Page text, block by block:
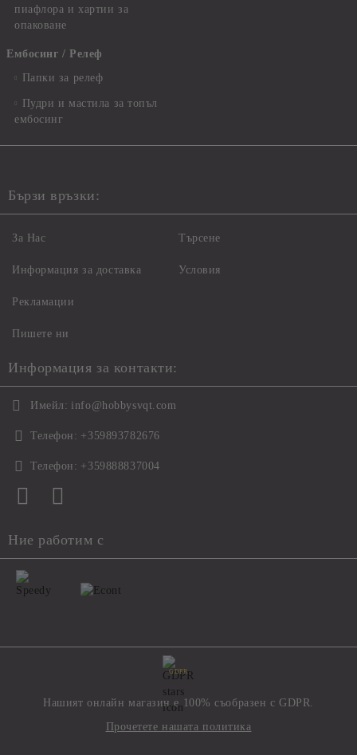
пиафлора и хартии за
опаковане
Ембосинг / Релеф
Папки за релеф
Пудри и мастила за топъл
ембосинг
Бързи връзки:
За Нас
Информация за доставка
Рекламации
Пишете ни
Търсене
Условия
Информация за контакти:
Имейл: info@hobbysvqt.com
Телефон: +359893782676
Телефон: +359888837004
Ние работим с
GDPR
Нашият онлайн магазин е 100% съобразен с GDPR.
Прочетете нашата политика